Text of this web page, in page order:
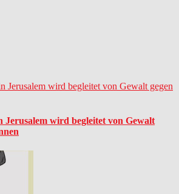
Jerusalem wird begleitet von Gewalt